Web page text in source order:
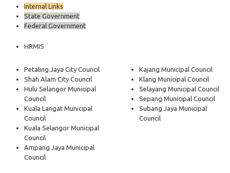
Internal Links
State Government
Federal Government
HRMIS
Petaling Jaya City Council
Shah Alam City Council
Hulu Selangor Municipal
Council
Kuala Langat Municipal
Council
Kuala Selangor Municipal
Council
Ampang Jaya Municipal
Council
Kajang Municipal Council
Klang Municipal Council
Selayang Municipal Council
Sepang Municipal Council
Subang Jaya Municipal
Council